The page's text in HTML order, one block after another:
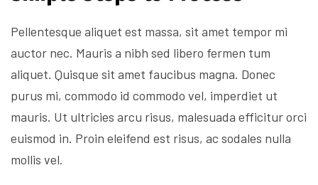
Pellentesque aliquet est massa, sit amet tempor mi
auctor nec. Mauris a nibh sed libero fermen tum
aliquet. Quisque sit amet faucibus magna. Donec
purus mi, commodo id commodo vel, imperdiet ut
mauris. Ut ultricies arcu risus, malesuada efficitur orci
euismod in. Proin eleifend est risus, ac sodales nulla
mollis vel.